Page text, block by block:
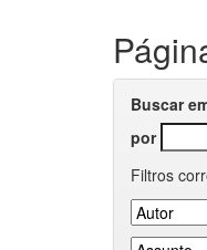
Buscar
por
Filtros